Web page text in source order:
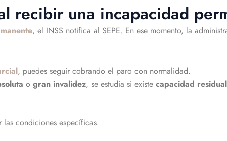
recibir una incapacidad
, el INSS notifica al SEPE. En ese momento, la
, puedes seguir cobrando el paro con normalidad.
o gran invalidez, se estudia si existe capacidad
las condiciones específicas.